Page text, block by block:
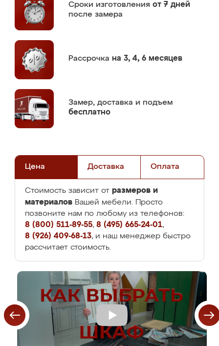
Сроки изготовления от 7 дней
после замера
Рассрочка на 3, 4, 6 месяцев
Замер, доставка и подъем
бесплатно
Цена Доставка Оплата
Стоимость зависит от размеров и
материалов Вашей мебели. Просто
позвоните нам по любому из телефонов:
8 (800) 511-89-55, 8 (495) 665-24-01,
8 (926) 409-68-13, и наш менеджер быстро
рассчитает стоимость.